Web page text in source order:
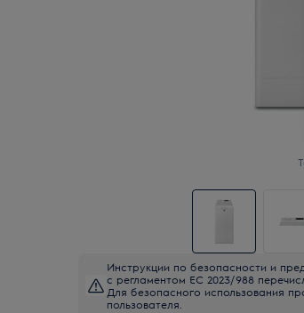
Инструкции по безопасности и
с регламентом ЕС 2023/988
Для безопасного использования
пользователя.